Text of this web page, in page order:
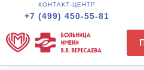
КОНТАКТ-ЦЕНТР
+7 (499) 450-55-81